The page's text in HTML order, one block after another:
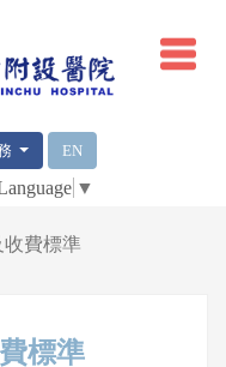
EN
▼
費標準
標準